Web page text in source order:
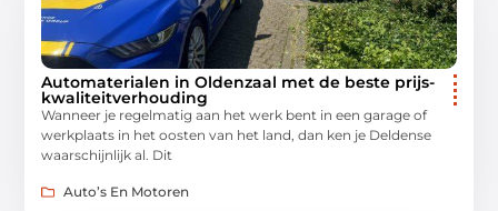
Automaterialen in Oldenzaal met de beste prijs-
kwaliteitverhouding
Wanneer je regelmatig aan het werk bent in een garage of
werkplaats in het oosten van het land, dan ken je Deldense
waarschijnlijk al. Dit
Auto’s En Motoren